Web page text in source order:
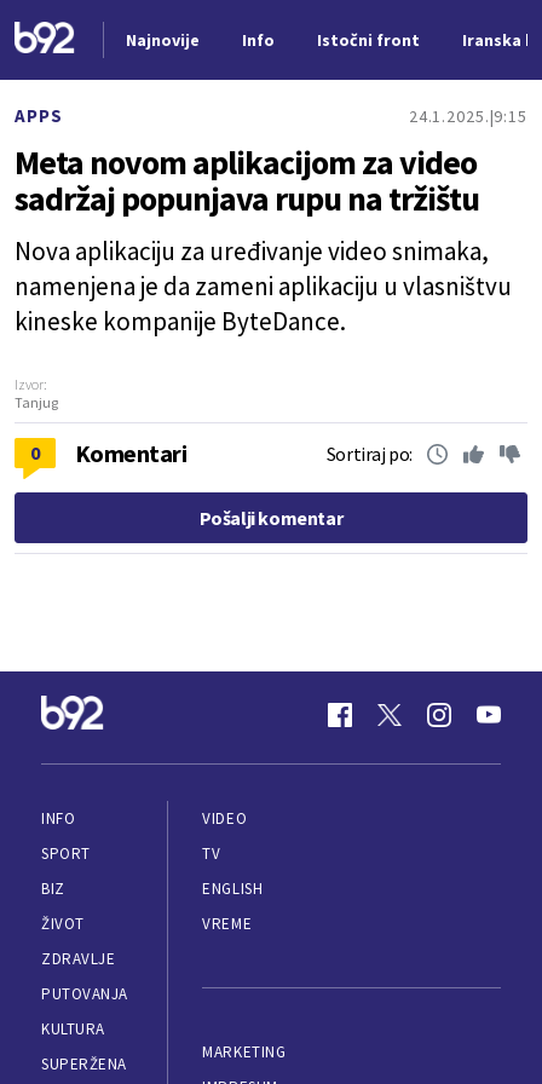
Najnovije Info Istočni front Iranska
APPS 24.1.2025. 9:15
Meta novom aplikacijom za video
sadržaj popunjava rupu na tržištu
Nova aplikaciju za uređivanje video snimaka,
namenjena je da zameni aplikaciju u vlasništvu
kineske kompanije ByteDance.
Izvor:
Tanjug
0 Komentari Sortiraj po:
Pošalji komentar
INFO
SPORT
BIZ
ŽIVOT
ZDRAVLJE
PUTOVANJA
KULTURA
SUPERŽENA
VIDEO
TV
ENGLISH
VREME
MARKETING